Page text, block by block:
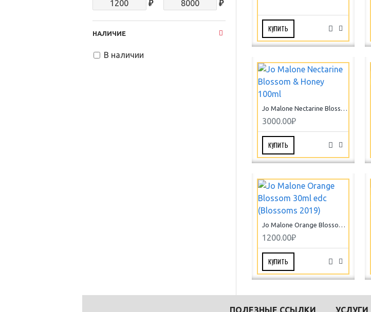
₽ ₽
НАЛИЧИЕ
В наличии
КУПИТЬ
Jo Malone Nectarine Blossom & Honey 100ml
3000.00₽
КУПИТЬ
Jo Malone Orange Blossom 30ml edc (Blossoms 2019)
1200.00₽
КУПИТЬ
ПОЛЕЗНЫЕ ССЫЛКИ УСЛУГИ